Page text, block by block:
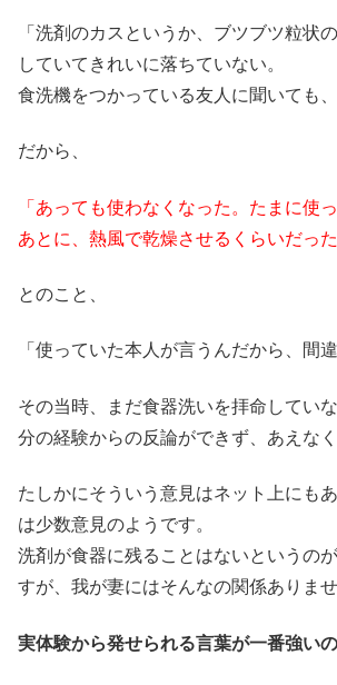
「洗剤のカスというか、ブツブツ粒状
していてきれいに落ちていない。
食洗機をつかっている友人に聞いても
だから、
「あっても使わなくなった。たまに使
あとに、熱風で乾燥させるくらいだった
とのこと、
「使っていた本人が言うんだから、間
その当時、まだ食器洗いを拝命してい
分の経験からの反論ができず、あえな
たしかにそういう意見はネット上にも
は少数意見のようです。
洗剤が食器に残ることはないというの
すが、我が妻にはそんなの関係ありませ
実体験から発せられる言葉が一番強いの